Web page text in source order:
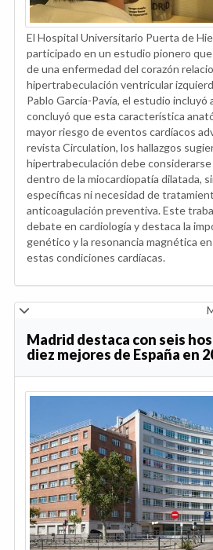
El Hospital Universitario Puerta de
participado en un estudio pionero
de una enfermedad del corazón
hipertrabeculación ventricular
Pablo García-Pavía, el estudio incluyó
concluyó que esta característica
mayor riesgo de eventos cardíacos
revista Circulation, los hallazgos
hipertrabeculación debe
dentro de la miocardiopatía dilatada,
específicas ni necesidad de
anticoagulación preventiva. Este
debate en cardiología y destaca la
genético y la resonancia magnética
estas condiciones cardíacas.
Madrid destaca con seis
diez mejores de España en